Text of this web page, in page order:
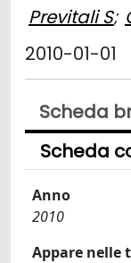
Previtali S;
2010-01-01
Scheda
Scheda
Anno
2010
Appare nelle